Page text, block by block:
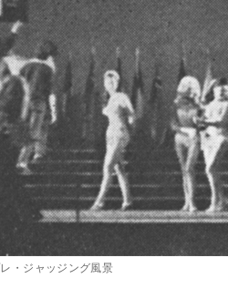
・ジャッジング風景